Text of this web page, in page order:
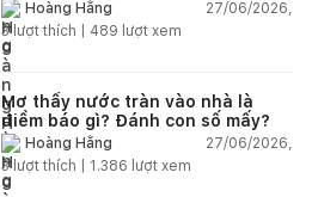
giảiHoàng Hằng
27/06/2026,
3lượt thích | 489 lượt xem
Mơ thấy nước tràn vào nhà là
điềm báo gì? Đánh con số mấy?
Hoàng Hằng
27/06/2026,
3lượt thích | 1.386 lượt xem